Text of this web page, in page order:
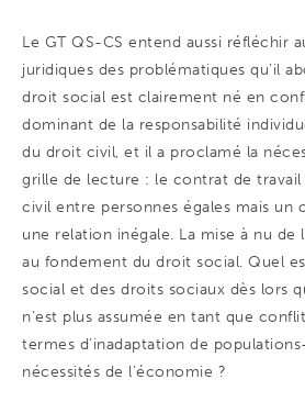
Le GT QS-CS entend aussi réfléchir
juridiques des problématiques qu’il
droit social est clairement né en
dominant de la responsabilité
du droit civil, et il a proclamé la
grille de lecture : le contrat de travail
civil entre personnes égales mais un
une relation inégale. La mise à nu de
au fondement du droit social. Quel
social et des droits sociaux dès lors
n’est plus assumée en tant que
termes d’inadaptation de
nécessités de l’économie ?